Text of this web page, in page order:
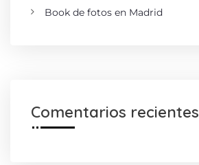
Book de fotos en Madrid
Comentarios recientes